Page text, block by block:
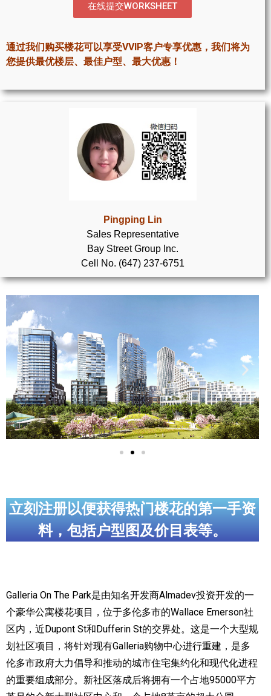
密西沙加社区介绍
奥克维尔楼花项目
列治文山楼花项目
新居民
留学生指南
加拿大房地产网站
大多伦多教育网站
大多伦多医疗机构
加拿大银行贷款机构
地产杂谈
走近加拿大
加拿大的历史文化
加拿大社会保险系统
定居安大略省
安大略省免费医疗保险
加拿大的福利制度
在线提交WORKSHEET
通过我们购买楼花可以享受VVIP客户专享优惠，我们将为
您提供最优楼层、最佳户型、最大优惠！
Pingping Lin
Sales Representative
Bay Street Group Inc.
Cell No. (647) 237-6751
立刻注册以便获得热门楼花的第一手资
料，包括户型图及价目表等。
Galleria On The Park是由知名开发商Almadev投资开发的一
个豪华公寓楼花项目，位于多伦多市的Wallace Emerson社
区内，近Dupont St和Dufferin St的交界处。这是一个大型规
划社区项目，将针对现有Galleria购物中心进行重建，是多
伦多市政府大力倡导和推动的城市住宅集约化和现代化进程
的重要组成部分。新社区落成后将拥有一个占地95000平方